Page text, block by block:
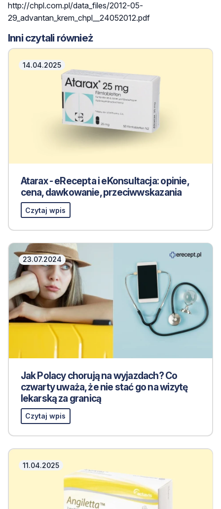
http://chpl.com.pl/data_files/2012-05-
29_advantan_krem_chpl__24052012.pdf
Inni czytali również
14.04.2025
Atarax - eRecepta i eKonsultacja: opinie,
cena, dawkowanie, przeciwwskazania
Czytaj wpis
23.07.2024
Jak Polacy chorują na wyjazdach? Co
czwarty uważa, że nie stać go na wizytę
lekarską za granicą
Czytaj wpis
11.04.2025